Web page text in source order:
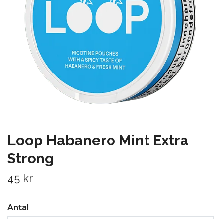
Loop Habanero Mint Extra
Strong
45 kr
Antal